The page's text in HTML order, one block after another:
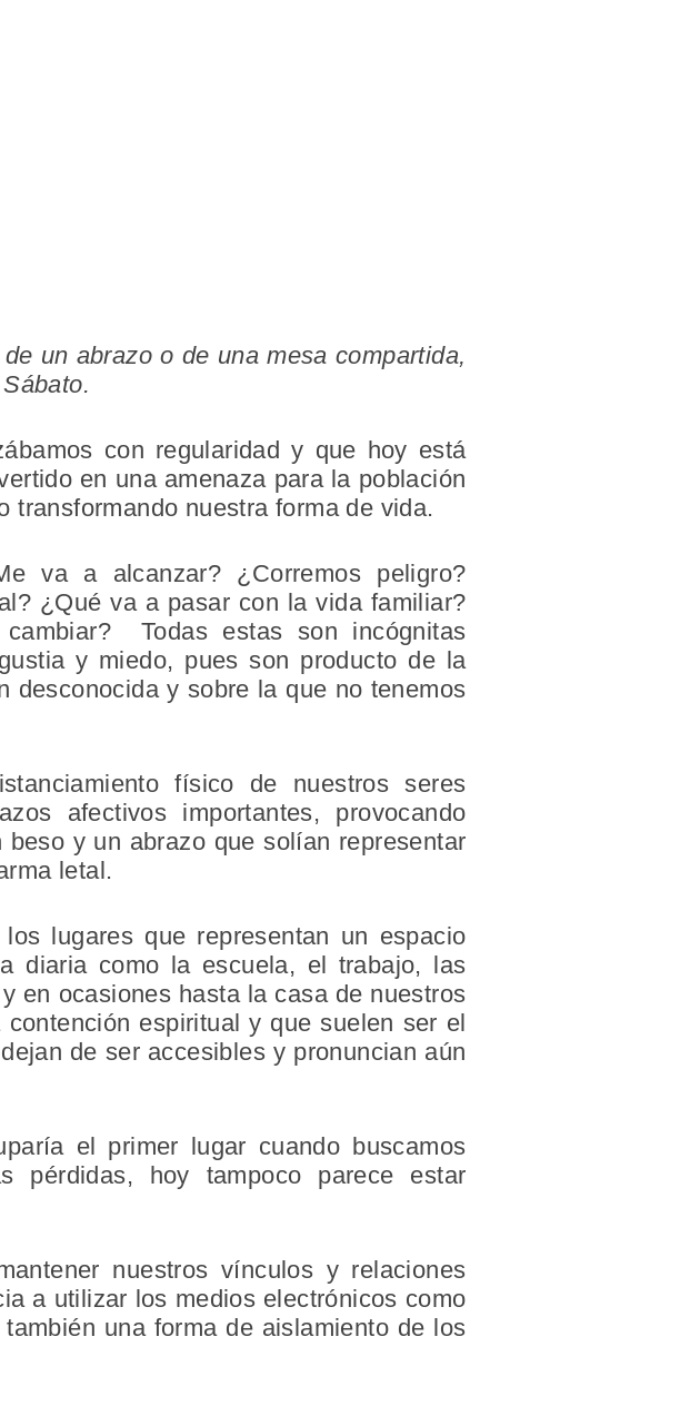
un abrazo o de una mesa compartida,
con regularidad y que hoy está
en una amenaza para la población
transformando nuestra forma de vida.
va a alcanzar? ¿Corremos peligro?
¿Qué va a pasar con la vida familiar?
Todas estas son incógnitas
y miedo, pues son producto de la
desconocida y sobre la que no tenemos
físico de nuestros seres
afectivos importantes, provocando
y un abrazo que solían representar
letal.
lugares que representan un espacio
diaria como la escuela, el trabajo, las
en ocasiones hasta la casa de nuestros
espiritual y que suelen ser el
de ser accesibles y pronuncian aún
el primer lugar cuando buscamos
pérdidas, hoy tampoco parece estar
nuestros vínculos y relaciones
a utilizar los medios electrónicos como
una forma de aislamiento de los